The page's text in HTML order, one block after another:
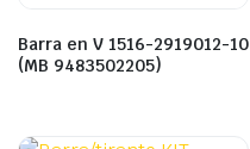
Barra en V 1516-2919012-10
(MB 9483502205)